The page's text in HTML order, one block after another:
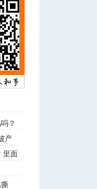
？
产
里面